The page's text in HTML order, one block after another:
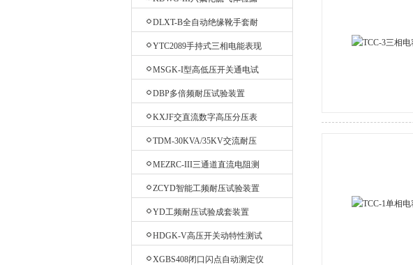
DLXT-B全自动绝缘靴手套耐
压试验装置
YTC2089手持式三相电能表现
场效验仪
MSGK-I型高低压开关通电试
DBP多倍频耐压试验装置
KXJF交直流数字高压分压表
TDM-30KVA/35KV交流耐压
MEZRC-III三通道直流电阻测
ZCYD智能工频耐压试验装置
YD工频耐压试验成套装置
HDGK-V高压开关动特性测试
XGBS408闭口闪点自动测定仪